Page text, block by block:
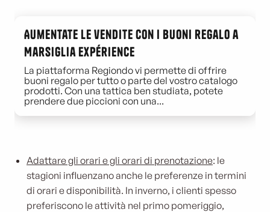
Aumentate le vendite con i buoni regalo a
Marsiglia Expérience
La piattaforma Regiondo vi permette di offrire
buoni regalo per tutto o parte del vostro catalogo
prodotti. Con una tattica ben studiata, potete
prendere due piccioni con una...
Adattare gli orari e gli orari di prenotazione: le
stagioni influenzano anche le preferenze in termini
di orari e disponibilità. In inverno, i clienti spesso
preferiscono le attività nel primo pomeriggio,